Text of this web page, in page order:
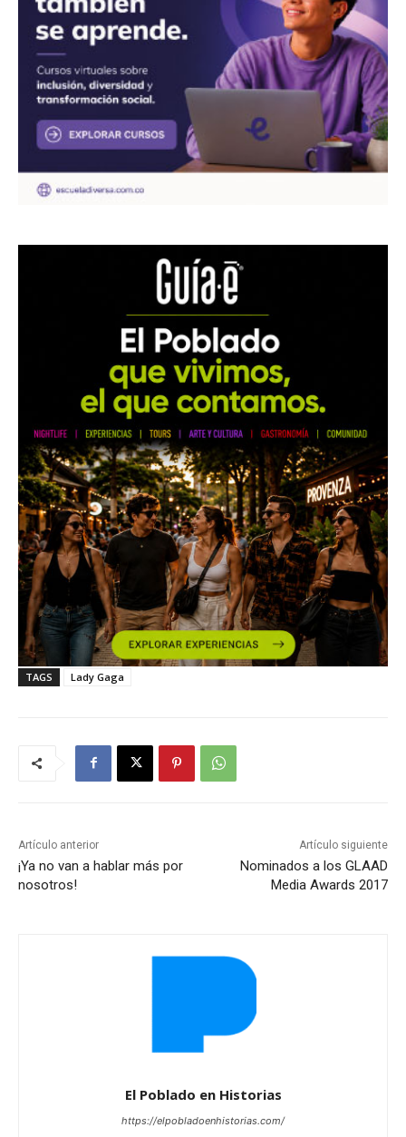
TAGS Lady Gaga
Artículo anterior
¡Ya no van a hablar más por
nosotros!
Artículo siguiente
Nominados a los GLAAD
Media Awards 2017
El Poblado en Historias
https://elpobladoenhistorias.com/